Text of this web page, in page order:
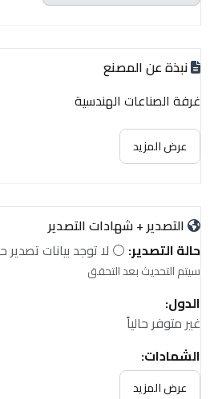
نبذة عن المصنع
غرفة الصناعات الهندسية
عرض المزيد
التصدير + شهادات التصدير
حالة التصدير: ⚪ لا توجد بيانات تصدير
سيتم التحديث بعد التحقق
الدول:
غير متوفر حالياً
الشهادات:
غير متوفر حالياً
عرض المزيد